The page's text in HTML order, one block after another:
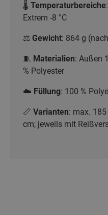
🌡️ Temperaturbereiche
Extrem -8 °C
⚖️ Gewicht: 864 g
🧵 Materialien: Außen
% Polyester
☁️ Füllung: 100 %
📏 Varianten: max.
cm; jeweils mit